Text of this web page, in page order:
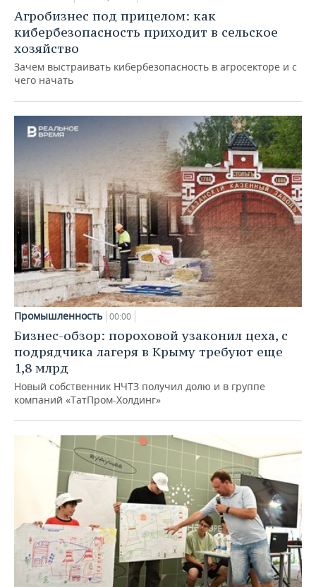
Агробизнес под прицелом: как
кибербезопасность приходит в сельское
хозяйство
Зачем выстраивать кибербезопасность в агросекторе и с
чего начать
Промышленность 00:00
Бизнес-обзор: пороховой узаконил цеха, с
подрядчика лагеря в Крыму требуют еще
1,8 млрд
Новый собственник НЧТЗ получил долю и в группе
компаний «ТатПром-Холдинг»